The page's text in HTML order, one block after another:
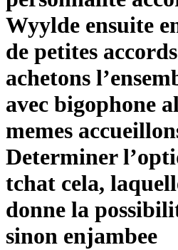
Wyylde ensuite
de petites
achetons
avec bigophone
memes
Determiner
tchat cela,
donne la
sinon enjambee